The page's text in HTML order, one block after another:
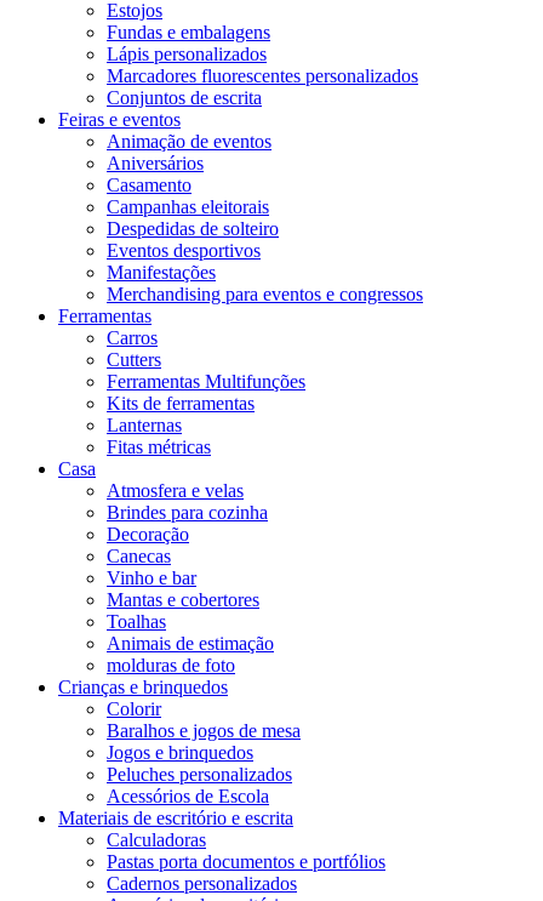
Estojos
Fundas e embalagens
Lápis personalizados
Marcadores fluorescentes personalizados
Conjuntos de escrita
Feiras e eventos
Animação de eventos
Aniversários
Casamento
Campanhas eleitorais
Despedidas de solteiro
Eventos desportivos
Manifestações
Merchandising para eventos e congressos
Ferramentas
Carros
Cutters
Ferramentas Multifunções
Kits de ferramentas
Lanternas
Fitas métricas
Casa
Atmosfera e velas
Brindes para cozinha
Decoração
Canecas
Vinho e bar
Mantas e cobertores
Toalhas
Animais de estimação
molduras de foto
Crianças e brinquedos
Colorir
Baralhos e jogos de mesa
Jogos e brinquedos
Peluches personalizados
Acessórios de Escola
Materiais de escritório e escrita
Calculadoras
Pastas porta documentos e portfólios
Cadernos personalizados